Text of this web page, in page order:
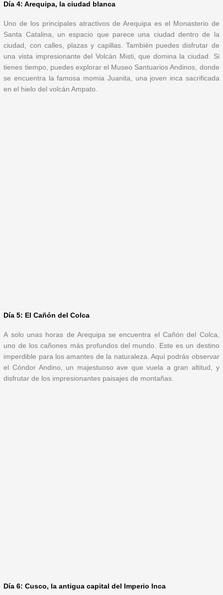
Día 4: Arequipa, la ciudad blanca
Uno de los principales atractivos de Arequipa es el Monasterio de
Santa Catalina, un espacio que parece una ciudad dentro de la
ciudad, con calles, plazas y capillas. También puedes disfrutar de
una vista impresionante del Volcán Misti, que domina la ciudad. Si
tienes tiempo, puedes explorar el Museo Santuarios Andinos, donde
se encuentra la famosa momia Juanita, una joven inca sacrificada
en el hielo del volcán Ampato.
Día 5: El Cañón del Colca
A solo unas horas de Arequipa se encuentra el Cañón del Colca,
uno de los cañones más profundos del mundo. Este es un destino
imperdible para los amantes de la naturaleza. Aquí podrás observar
el Cóndor Andino, un majestuoso ave que vuela a gran altitud, y
disfrutar de los impresionantes paisajes de montañas.
Día 6: Cusco, la antigua capital del Imperio Inca